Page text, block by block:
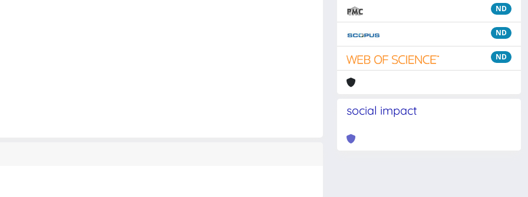
ND
ND
ND
social impact